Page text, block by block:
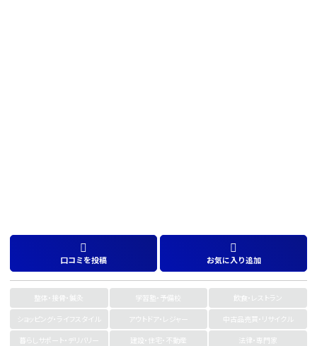
口コミを投稿 お気に入り追加
整体・接骨・鍼灸 学習塾・予備校
飲食・レストラン
ショッピング・ライフスタイル
アウトドア・レジャー
中古品売買・リサイクル
暮らしサポート・デリバリー
建設・住宅・不動産
法律・専門家